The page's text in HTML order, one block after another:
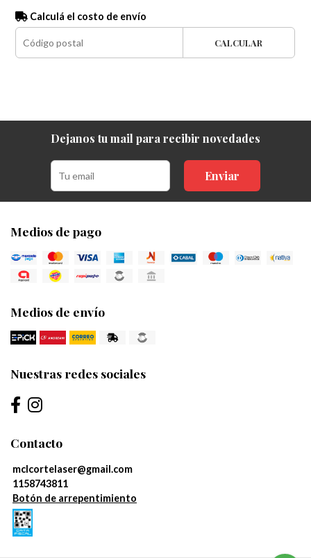
Calculá el costo de envío
CALCULAR
Dejanos tu mail para recibir novedades
Enviar
Medios de pago
Medios de envío
Nuestras redes sociales
Contacto
mclcortelaser@gmail.com
1158743811
Botón de arrepentimiento